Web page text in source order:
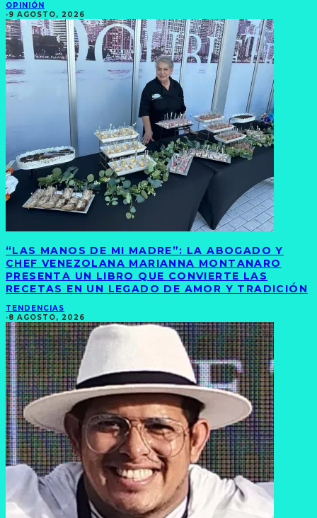
OPINIÓN
·9 AGOSTO, 2026
“LAS MANOS DE MI MADRE”: LA ABOGADO Y
CHEF VENEZOLANA MARIANNA MONTANARO
PRESENTA UN LIBRO QUE CONVIERTE LAS
RECETAS EN UN LEGADO DE AMOR Y TRADICIÓN
TENDENCIAS
·8 AGOSTO, 2026